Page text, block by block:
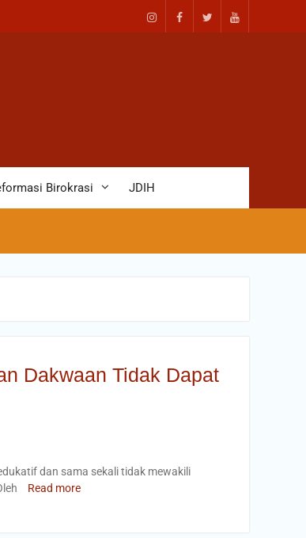
Birokrasi JDIH
Dakwaan Tidak Dapat
dan sama sekali tidak mewakili
Read more